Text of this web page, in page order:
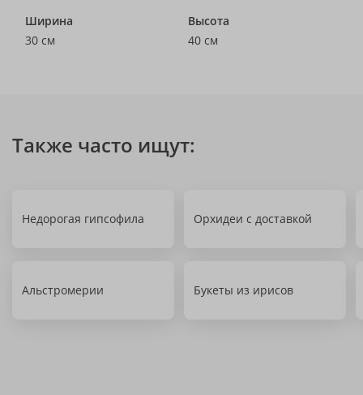
Ширина
30 см
Высота
40 см
Также часто ищут:
Недорогая гипсофила Орхидеи с доставкой
Альстромерии Букеты из ирисов